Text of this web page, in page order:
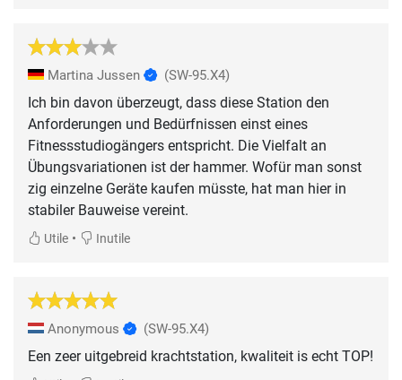
Martina Jussen (SW-95.X4)
Ich bin davon überzeugt, dass diese Station den
Anforderungen und Bedürfnissen einst eines
Fitnessstudiogängers entspricht. Die Vielfalt an
Übungsvariationen ist der hammer. Wofür man sonst
zig einzelne Geräte kaufen müsste, hat man hier in
stabiler Bauweise vereint.
Utile • Inutile
Anonymous (SW-95.X4)
Een zeer uitgebreid krachtstation, kwaliteit is echt TOP!